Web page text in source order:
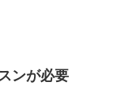
ンが必要